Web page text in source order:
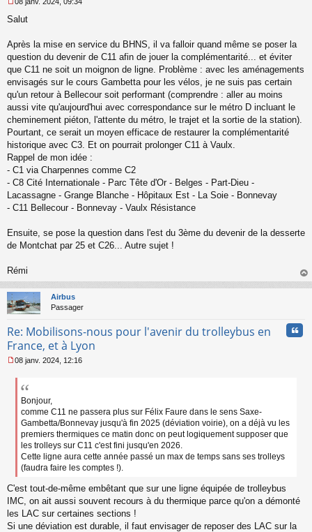
e
g
e
n
o
u
Salut
Après la mise en service du BHNS, il va falloir quand même se poser la
question du devenir de C11 afin de jouer la complémentarité... et éviter
que C11 ne soit un moignon de ligne. Problème : avec les aménagements
envisagés sur le cours Gambetta pour les vélos, je ne suis pas certain
qu'un retour à Bellecour soit performant (comprendre : aller au moins
aussi vite qu'aujourd'hui avec correspondance sur le métro D incluant le
cheminement piéton, l'attente du métro, le trajet et la sortie de la station).
Pourtant, ce serait un moyen efficace de restaurer la complémentarité
historique avec C3. Et on pourrait prolonger C11 à Vaulx.
Rappel de mon idée :
- C1 via Charpennes comme C2
- C8 Cité Internationale - Parc Tête d'Or - Belges - Part-Dieu -
Lacassagne - Grange Blanche - Hôpitaux Est - La Soie - Bonnevay
- C11 Bellecour - Bonnevay - Vaulx Résistance
Ensuite, se pose la question dans l'est du 3ème du devenir de la desserte
de Montchat par 25 et C26... Autre sujet !
Rémi
au
Airbus
Passager
Re: Mobilisons-nous pour l'avenir du trolleybus en
France, et à Lyon
e
08 janv. 2024, 12:16
Bonjour,
comme C11 ne passera plus sur Félix Faure dans le sens Saxe-
Gambetta/Bonnevay jusqu'à fin 2025 (déviation voirie), on a déjà vu les
premiers thermiques ce matin donc on peut logiquement supposer que
les trolleys sur C11 c'est fini jusqu'en 2026.
Cette ligne aura cette année passé un max de temps sans ses trolleys
(faudra faire les comptes !).
C'est tout-de-même embêtant que sur une ligne équipée de trolleybus
IMC, on ait aussi souvent recours à du thermique parce qu'on a démonté
les LAC sur certaines sections !
Si une déviation est durable, il faut envisager de reposer des LAC sur la